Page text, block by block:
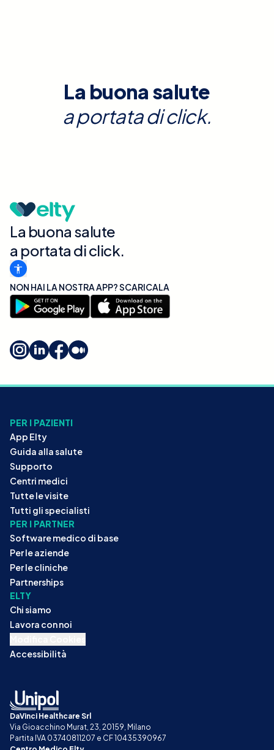
La buona salute
a portata di click.
La buona salute
a portata di click.
NON HAI LA NOSTRA APP? SCARICALA
PER I PAZIENTI
App Elty
Guida alla salute
Supporto
Centri medici
Tutte le visite
Tutti gli specialisti
PER I PARTNER
Software medico di base
Per le aziende
Per le cliniche
Partnerships
ELTY
Chi siamo
Lavora con noi
Accessibilità
DaVinci Healthcare Srl
Via Gioacchino Murat, 23, 20159, Milano
Partita IVA 03740811207 e CF 10435390967